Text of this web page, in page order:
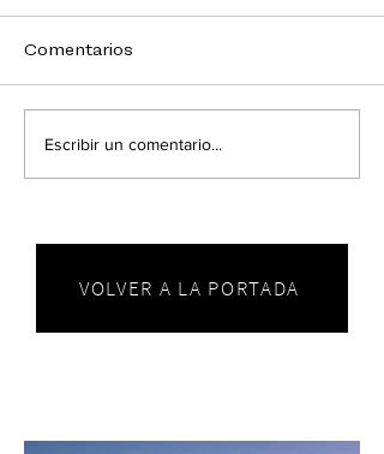
Comentarios
Escribir un comentario...
VOLVER A LA PORTADA